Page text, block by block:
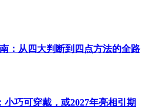
：从四大判断到四点方法的全路
巧可穿戴，或2027年亮相引期